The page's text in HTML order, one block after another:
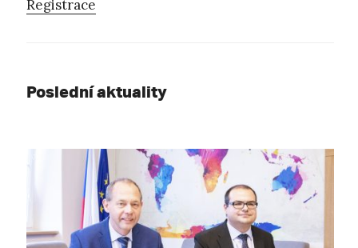
Registrace
Poslední aktuality